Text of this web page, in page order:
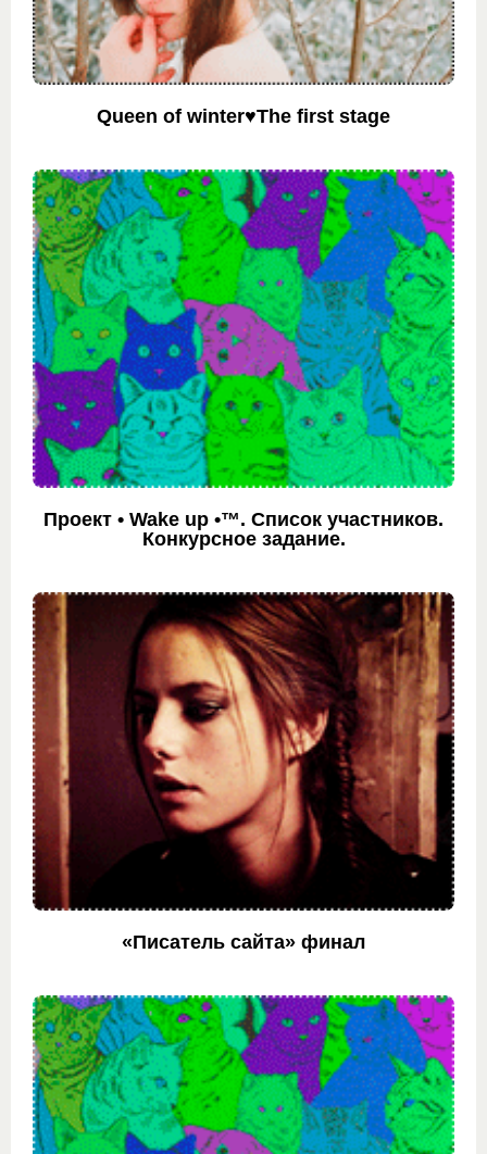
Queen of winter♥The first stage
Проект • Wake up •™. Список участников.
Конкурсное задание.
«Писатель сайта» финал